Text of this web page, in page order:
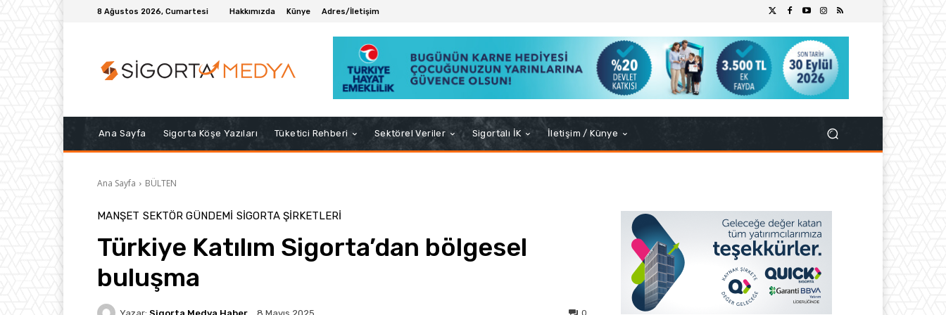
8 Ağustos 2026, Cumartesi Hakkımızda Künye Adres/İletişim
Ana Sayfa Sigorta Köşe Yazıları Tüketici Rehberi Sektörel Veriler Sigortalı İK İletişim / Künye
Ana Sayfa BÜLTEN
MANŞET SEKTÖR GÜNDEMİ SIGORTA ŞIRKETLERI
Türkiye Katılım Sigorta’dan bölgesel
buluşma